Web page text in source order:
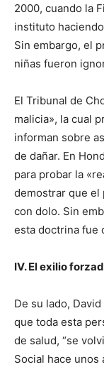
2000, cuando la
instituto
Sin embargo, el
niñas fueron
El Tribunal de
malicia», la cual
informan sobre
de dañar. En
para probar la
demostrar que el
con dolo. Sin
esta doctrina fue
IV. El exilio
De su lado,
que toda esta
de salud, “se
Social hace unos